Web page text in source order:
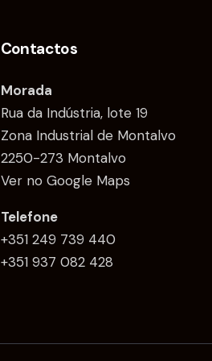
Contactos
Morada
Rua da Indústria, lote 19
Zona Industrial de Montalvo
2250-273 Montalvo
Ver no Google Maps
Telefone
+351 249 739 440
+351 937 082 428